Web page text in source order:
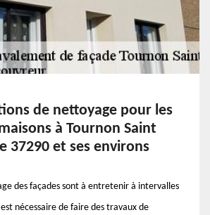
de nettoyage pour les
à Tournon Saint
37290 et ses environs
des façades sont à entretenir à intervalles
nécessaire de faire des travaux de